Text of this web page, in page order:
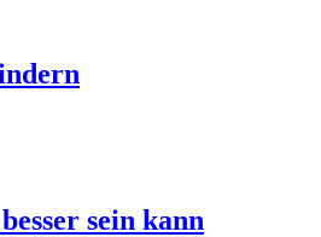
sein kann